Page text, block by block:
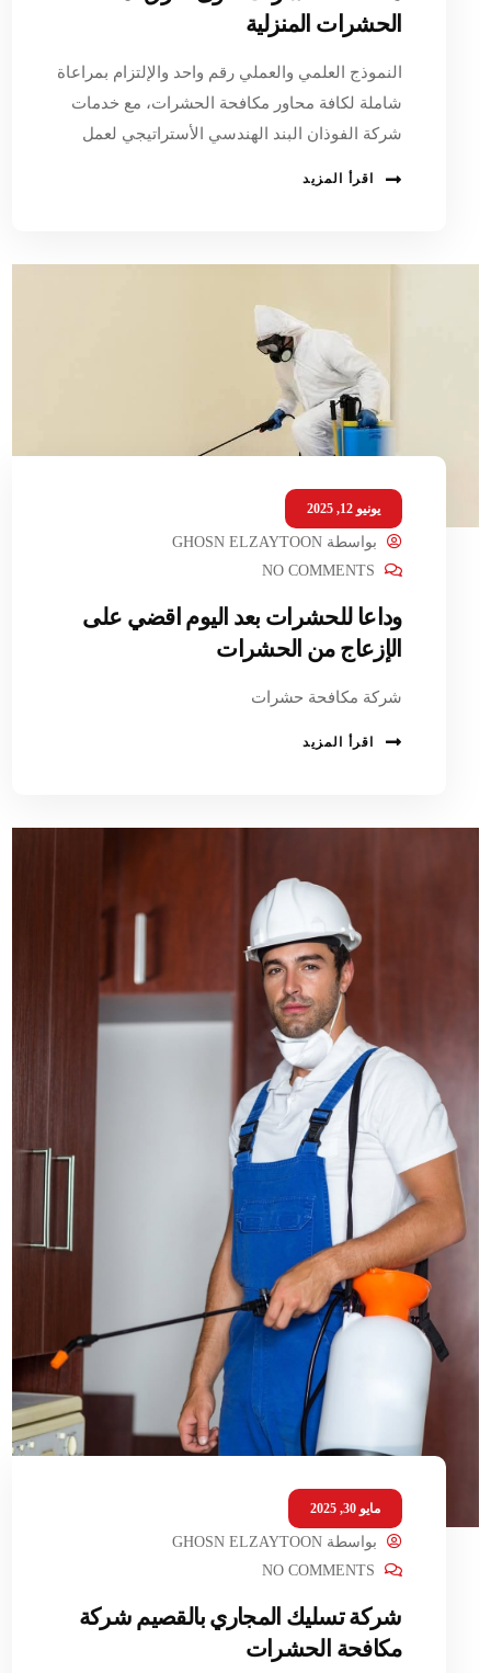
الحشرات المنزلية
النموذج العلمي والعملي رقم واحد والإلتزام بمراعاة
شاملة لكافة محاور مكافحة الحشرات، مع خدمات
شركة الفوذان البند الهندسي الأستراتيجي لعمل
اقرأ المزيد
يونيو 12, 2025
بواسطةGHOSN ELZAYTOON
NO COMMENTS
وداعا للحشرات بعد اليوم اقضي على
الإزعاج من الحشرات
شركة مكافحة حشرات
اقرأ المزيد
مايو 30, 2025
بواسطةGHOSN ELZAYTOON
NO COMMENTS
شركة تسليك المجاري بالقصيم شركة
مكافحة الحشرات